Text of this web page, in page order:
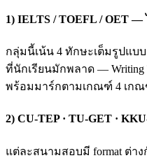
1) IELTS / TOEFL / OET
กลุ่มนี้เน้น 4 ทักษะเต็มรูปแบบ
ที่นักเรียนมักพลาด — Writing
พร้อมมาร์กตามเกณฑ์ 4 เกณฑ์
2) CU-TEP · TU-GET ·
แต่ละสนามสอบมี format ต่าง